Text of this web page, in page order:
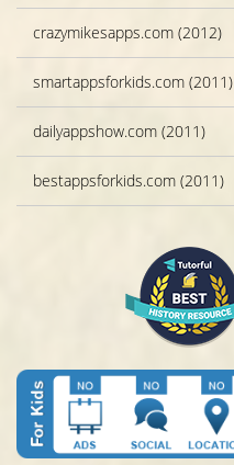
crazymikesapps.com (2012)
smartappsforkids.com (2011)
dailyappshow.com (2011)
bestappsforkids.com (2011)